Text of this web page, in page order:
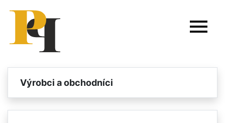
Výrobci a obchodníci